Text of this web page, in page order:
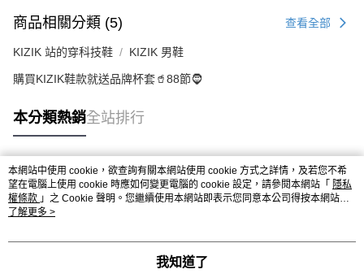
商品相關分類 (5) 查看全部
KIZIK 站的穿科技鞋 KIZIK 男鞋
購買KIZIK鞋款就送品牌杯套🥤88節🧔
本分類熱銷全站排行
熱門標籤
本網站中使用 cookie，欲查詢有關本網站使用 cookie 方式之詳情，及若您不希
望在電腦上使用 cookie 時應如何變更電腦的 cookie 設定，請參閱本網站「 隱私
權條款 」之 Cookie 聲明。您繼續使用本網站即表示您同意本公司得按本網站使
用條款之 Cookie 聲明使用 cookie。
了解更多 >
我知道了